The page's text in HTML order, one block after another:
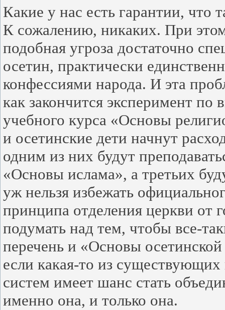
Какие у нас есть гарантии, что
К сожалению, никаких. При
подобная угроза достаточно
осетин, практически
конфессиями народа. И эта
как закончится эксперимент
учебного курса «Основы
и осетинские дети начнут
одним из них будут
«Основы ислама», а третьих
уж нельзя избежать
принципа отделения церкви от
подумать над тем, чтобы все-
перечень и «Основы
если какая-то из
систем имеет шанс стать
именно она, и только она.